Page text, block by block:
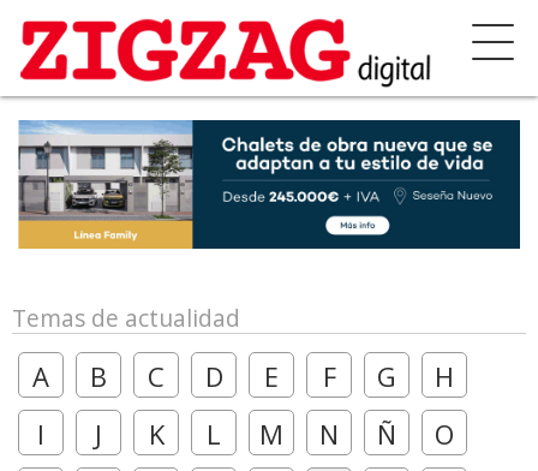
Temas de actualidad
A B C D E F G
H
I
J K L M N Ñ
O